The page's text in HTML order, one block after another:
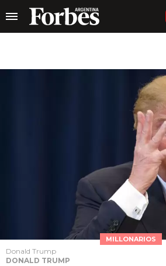
MILLONARIOS
Donald Trump
DONALD TRUMP